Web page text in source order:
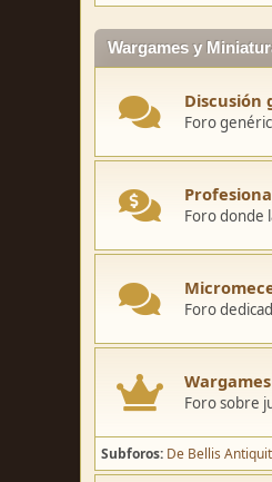
Wargames y
Discusión
Foro
Foro donde
Foro
Foro sobre
Subforos De Bellis